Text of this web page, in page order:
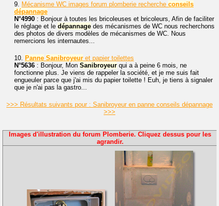
9. Mécanisme WC images forum plomberie recherche conseils
dépannage
N°4990 : Bonjour à toutes les bricoleuses et bricoleurs, Afin de faciliter
le réglage et le dépannage des mécanismes de WC nous recherchons
des photos de divers modèles de mécanismes de WC. Nous
remercions les internautes...
10. Panne Sanibroyeur et papier toilettes
N°5636 : Bonjour, Mon Sanibroyeur qui a à peine 6 mois, ne
fonctionne plus. Je viens de rappeler la société, et je me suis fait
engueuler parce que j'ai mis du papier toilette ! Euh, je tiens à signaler
que je n'ai pas la gastro...
>>> Résultats suivants pour : Sanibroyeur en panne conseils dépannage
>>>
Images d'illustration du forum Plomberie. Cliquez dessus pour les
agrandir.